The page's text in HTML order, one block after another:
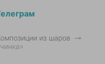
из шаров